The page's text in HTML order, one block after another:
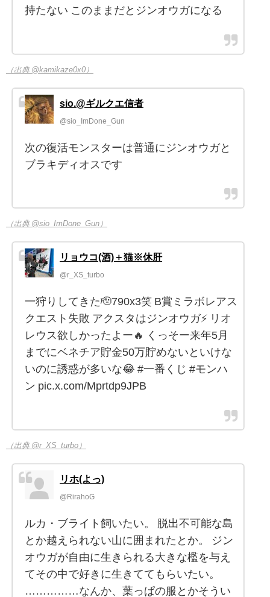
持たない このままだとジンオウガになる
（出典 @kamikaze0x0）
sio.@ギルクエ信者
@sio_ImDone_Gun
次の復活モンスターは普通にジンオウガと
ブラキディオスです
（出典 @sio_ImDone_Gun）
リョウコ(酒)＋猫※休肝
@r_XS_turbo
一狩りしてきた🫡790x3笑 B賞ミラボレアス
クエスト失敗 アクスタはジンオウガ⚡️ リオ
レウス欲しかったよー🔥 くっそー来年5月
までにベネチア貯金50万貯めないといけな
いのに誘惑が多いな😂 #一番くじ #モンハ
ン pic.x.com/Mprtdp9JPB
（出典 @r_XS_turbo）
リホ(よっ)
@RirahoG
ルカ・ブライト飼いたい。 脱出不可能な島
とか越えられない山に囲まれたとか。 ジン
オウガが自由に生きられる大きな檻を与え
てその中で好きに生きててもらいたい。
……………なんか、葉っぱの服とかそうい